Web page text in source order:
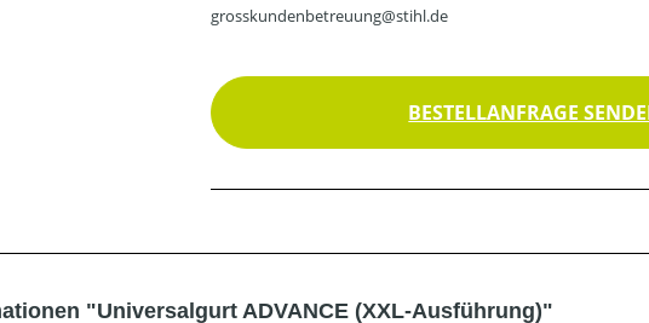
grosskundenbetreuung@stihl.de
BESTELLANFRAGE
"Universalgurt ADVANCE (XXL-Ausführung)"